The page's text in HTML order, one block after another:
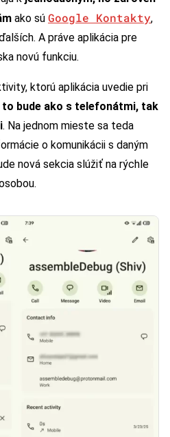
ako sú Google Kontakty,
A práve aplikácia pre
novú funkciu.
ktorú aplikácia uvedie pri
to bude ako s telefonátmi, tak
. Na jednom mieste sa teda
o komunikácii s daným
nová sekcia slúžiť na rýchle